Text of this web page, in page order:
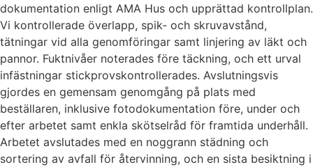
dokumentation enligt AMA Hus och upprättad kontrollplan.
Vi kontrollerade överlapp, spik- och skruvavstånd,
tätningar vid alla genomföringar samt linjering av läkt och
pannor. Fuktnivåer noterades före täckning, och ett urval
infästningar stickprovskontrollerades. Avslutningsvis
gjordes en gemensam genomgång på plats med
beställaren, inklusive fotodokumentation före, under och
efter arbetet samt enkla skötselråd för framtida underhåll.
Arbetet avslutades med en noggrann städning och
sortering av avfall för återvinning, och en sista besiktning i